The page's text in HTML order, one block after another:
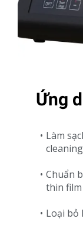
Ứng
Làm
Chuẩn
thin
Loại bỏ